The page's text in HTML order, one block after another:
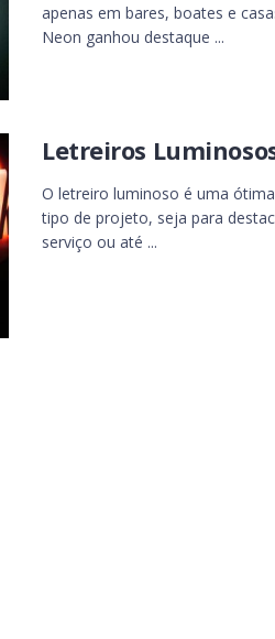
apenas em bares, boates e
Neon ganhou destaque ...
Letreiros
O letreiro luminoso é uma
tipo de projeto, seja para
serviço ou até ...